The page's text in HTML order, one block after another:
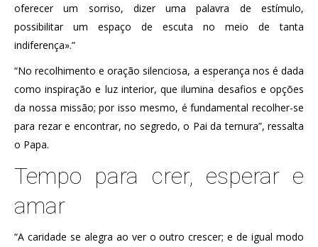
oferecer um sorriso, dizer uma palavra de estímulo,
possibilitar um espaço de escuta no meio de tanta
indiferença».”
“No recolhimento e oração silenciosa, a esperança nos é dada
como inspiração e luz interior, que ilumina desafios e opções
da nossa missão; por isso mesmo, é fundamental recolher-se
para rezar e encontrar, no segredo, o Pai da ternura”, ressalta
o Papa.
Tempo para crer, esperar e
amar
“A caridade se alegra ao ver o outro crescer; e de igual modo